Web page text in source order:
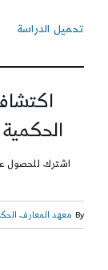
تحميل الدراسة
اشترك للحصول
By معهد المعارف